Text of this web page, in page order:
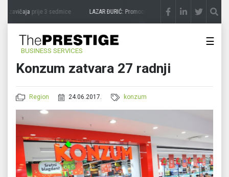
zavičajaprije 3 sedmice LAZAR ĐURIĆ: Promocija potencijal pretvara u destinaciju
BUSINESS SERVICES
☰
Konzum zatvara 27 radnji
Region 24.06.2017. konzum